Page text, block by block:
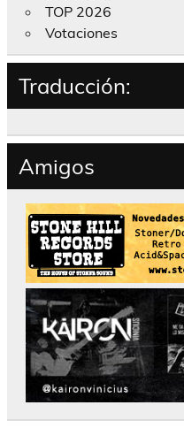
TOP 2026
Votaciones
Traducción:
Amigos